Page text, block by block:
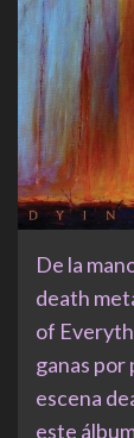
De la
death
of
ganas
escena
este